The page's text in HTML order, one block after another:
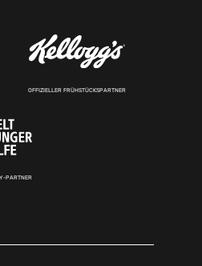
OFFIZIELLER FRÜHSTÜCKSPARTNER
PARTNER